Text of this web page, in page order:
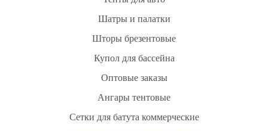
Шатры и палатки
Шторы брезентовые
Купол для бассейна
Оптовые заказы
Ангары тентовые
Сетки для батута коммерческие